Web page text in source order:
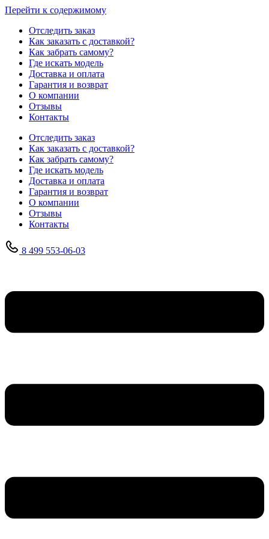
Перейти к содержимому
Отследить заказ
Как заказать с доставкой?
Как забрать самому?
Где искать модель
Доставка и оплата
Гарантия и возврат
О компании
Отзывы
Контакты
Отследить заказ
Как заказать с доставкой?
Как забрать самому?
Где искать модель
Доставка и оплата
Гарантия и возврат
О компании
Отзывы
Контакты
8 499 553-06-03